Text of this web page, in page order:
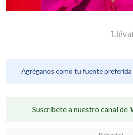
Agréganos como tu fuente preferida
Suscríbete a nuestro canal de